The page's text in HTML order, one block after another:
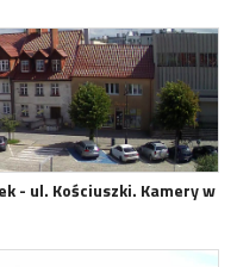
- ul. Kościuszki. Kamery w